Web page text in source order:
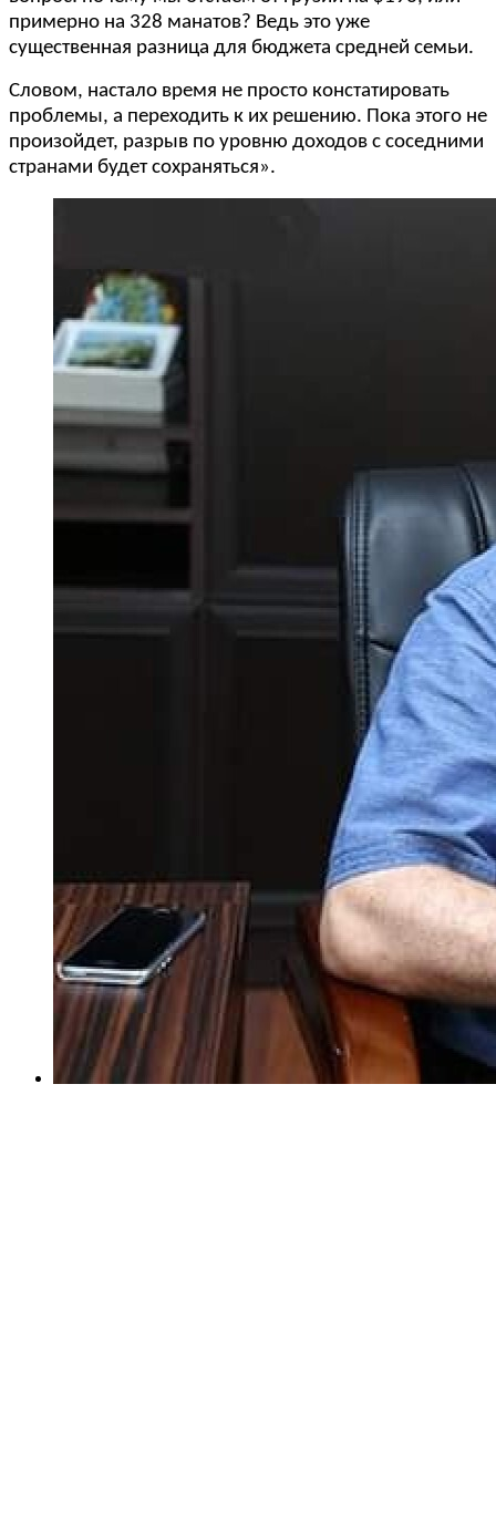
примерно на 328 манатов? Ведь это уже
существенная разница для бюджета средней семьи.
Словом, настало время не просто констатировать
проблемы, а переходить к их решению. Пока этого не
произойдет, разрыв по уровню доходов с соседними
странами будет сохраняться».